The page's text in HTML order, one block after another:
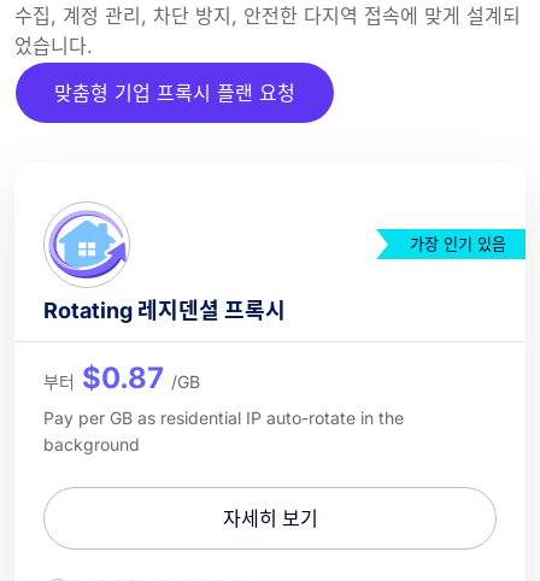
수집, 계정 관리, 차단 방지, 안전한 다지역 접속에 맞게 설계되
었습니다.
맞춤형 기업 프록시 플랜 요청
가장 인기 있음
Rotating 레지덴셜 프록시
부터 $0.87 /GB
Pay per GB as residential IP auto-rotate in the
background
자세히 보기